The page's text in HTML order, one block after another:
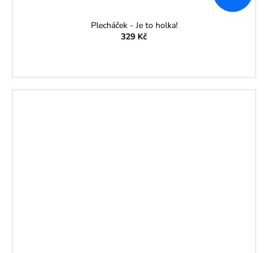
Plecháček - Je to holka!
329 Kč